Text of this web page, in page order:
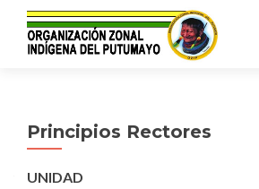
Principios Rectores
UNIDAD